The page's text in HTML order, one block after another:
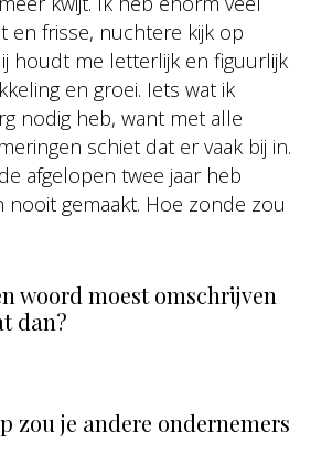
en frisse, nuchtere kijk op
houdt me letterlijk en figuurlijk
en groei. Iets wat ik
nodig heb, want met alle
schiet dat er vaak bij in.
afgelopen twee jaar heb
nooit gemaakt. Hoe zonde zou
woord moest omschrijven
dan?
zou je andere ondernemers